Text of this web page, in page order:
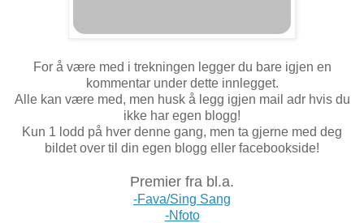
For å være med i trekningen legger du bare igjen en
kommentar under dette innlegget.
Alle kan være med, men husk å legg igjen mail adr hvis du
ikke har egen blogg!
Kun 1 lodd på hver denne gang, men ta gjerne med deg
bildet over til din egen blogg eller facebookside!
Premier fra bl.a.
-Fava/Sing Sang
-Nfoto